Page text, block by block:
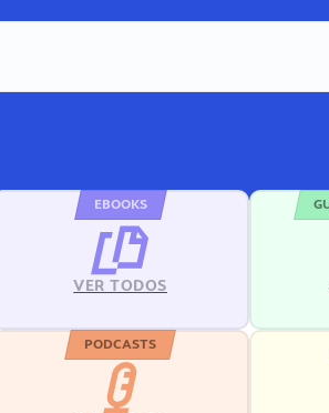
EBOOKS
VER TODOS
PODCASTS